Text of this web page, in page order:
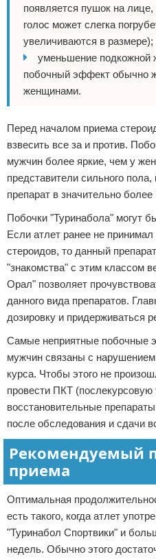
появляется пушок на
голос может слегка
увеличиваются в размере);
уменьшение подкожной
побочный эффект обычно
женщинами.
Перед началом приема
взвесить все за и против.
мужчин более яркие, чем у
представители сильного
препарат в значительно
Побочки "Туринабола" могут
Если атлет ранее не принимал
стероидов, то данный
"знакомства" с этим классом
Орал" позволяет
данного вида препаратов.
дозировку и придерживаться
Самые неприятные побочные
мужчин связаны с
курса. Чтобы этого не
провести ПКТ
восстановительные
после обследования и сдачи
Рекомендуемый
приема
Оптимальная
есть такого, когда атлет
"Туринабол Спортвики" и
недель. Обычно этого